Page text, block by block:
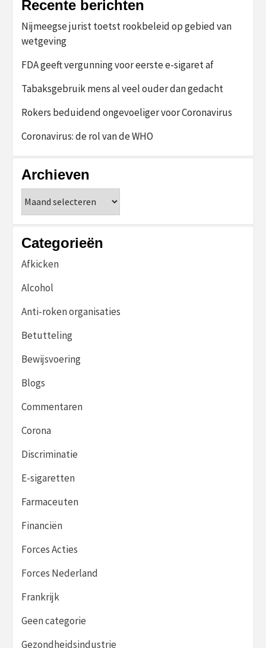
Recente berichten
Nijmeegse jurist toetst rookbeleid op gebied van
wetgeving
FDA geeft vergunning voor eerste e-sigaret af
Tabaksgebruik mens al veel ouder dan gedacht
Rokers beduidend ongevoeliger voor Coronavirus
Coronavirus: de rol van de WHO
Archieven
Categorieën
Afkicken
Alcohol
Anti-roken organisaties
Betutteling
Bewijsvoering
Blogs
Commentaren
Corona
Discriminatie
E-sigaretten
Farmaceuten
Financiën
Forces Acties
Forces Nederland
Frankrijk
Geen categorie
Gezondheidsindustrie